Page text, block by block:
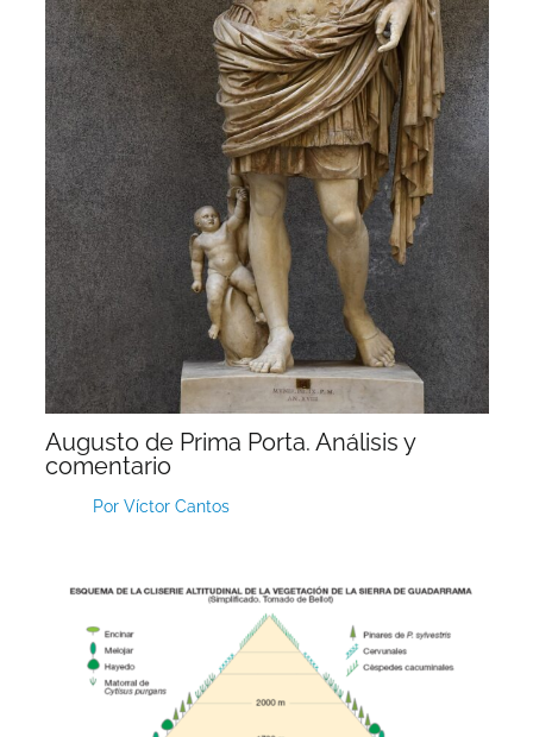
Augusto de Prima Porta. Análisis y
comentario
Por Víctor Cantos